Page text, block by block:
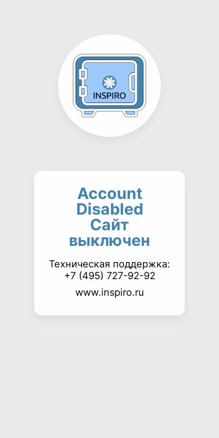
Account
Disabled
Сайт
выключен
Техническая поддержка:
+7 (495) 727-92-92
www.inspiro.ru